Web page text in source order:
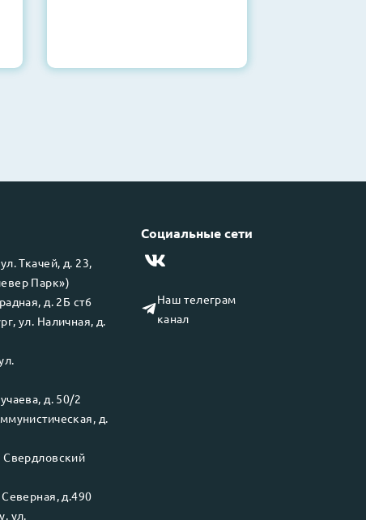
Ткачей, д. 23,
Парк»)
д. 2Б ст6
, ул. Наличная, д.
д. 50/2
д.
Свердловский
Северная, д.490
, ул.
Социальные сети
Наш телеграм
канал